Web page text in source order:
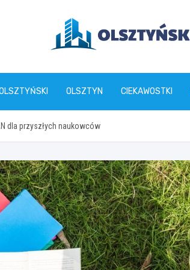
olsztynski.pl
OLSZTYN CIEKAWOSTKI
dla przyszłych naukowców